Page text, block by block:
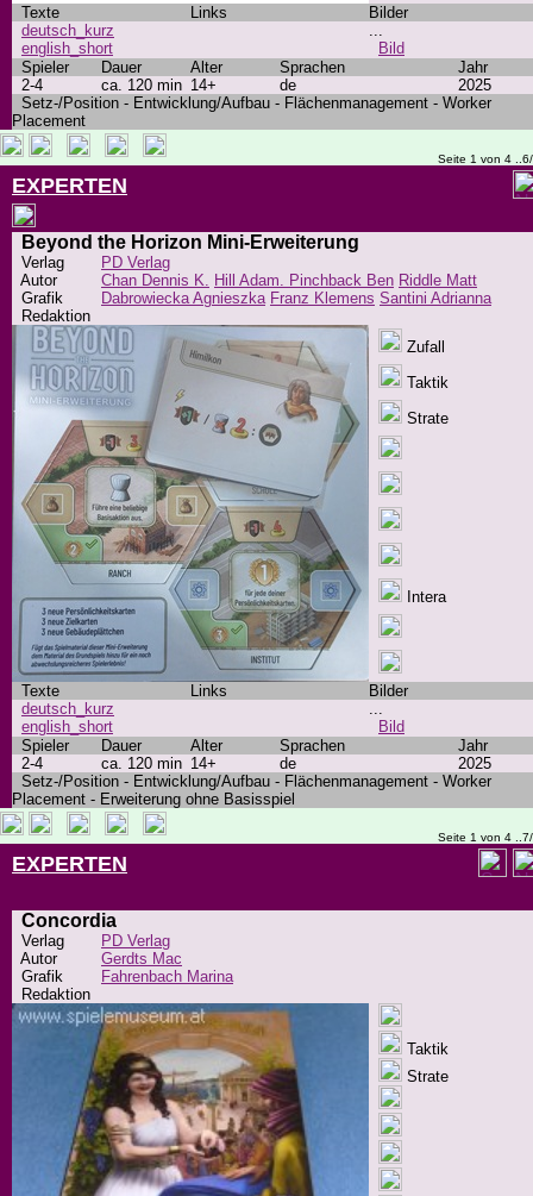
Texte Links
Bilder
deutsch_kurz
english_short
...
Bild
Spieler
Dauer Alter Sprachen
Jahr
2-4
ca. 120 min 14+ de
2025
Setz-/Position - Entwicklung/Aufbau - Flächenmanagement - Worker
Placement
Seite 1 von 4
EXPERTEN
Beyond the Horizon Mini-Erweiterung
Verlag
PD Verlag
Autor
Chan Dennis K. Hill Adam. Pinchback Ben Riddle Matt
Grafik
Dabrowiecka Agnieszka Franz Klemens Santini Adrianna
Redaktion
Zufall
Taktik
Strate
Intera
Texte Links
Bilder
deutsch_kurz
english_short
...
Bild
Spieler
Dauer Alter Sprachen
Jahr
2-4
ca. 120 min 14+ de
2025
Setz-/Position - Entwicklung/Aufbau - Flächenmanagement - Worker
Placement - Erweiterung ohne Basisspiel
Seite 1 von 4
EXPERTEN
Concordia
Verlag
PD Verlag
Autor
Gerdts Mac
Grafik
Fahrenbach Marina
Redaktion
Taktik
Strate